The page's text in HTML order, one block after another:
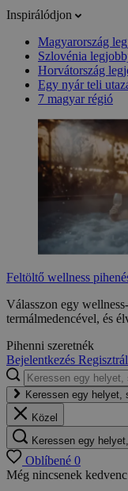
Inspirálódjon
Magyarország
Szlovénia
Horvátország
Egy nyár teli
7 magyar régió
Feltöltő wellness
Válasszon egy
termálmedencével, és
Pihenni szeretnék
Bejelentkezés
Keressen egy helyet,
Közel
Keressen egy
Oblíbené 0
Még nincsenek